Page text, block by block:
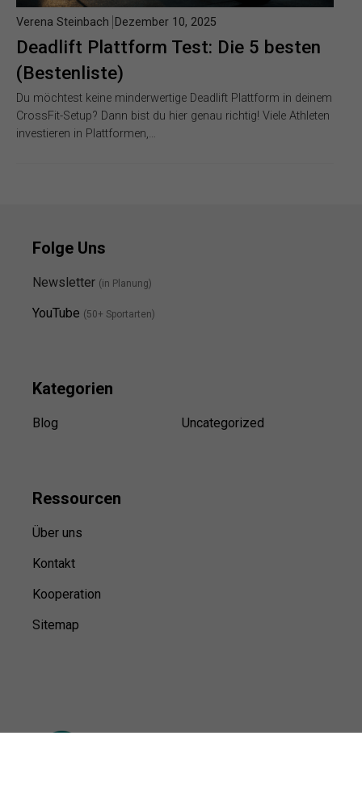
Deadlift Plattform Test: Die 5 besten
(Bestenliste)
Verena Steinbach Dezember 10, 2025
Du möchtest keine minderwertige Deadlift Plattform in deinem
CrossFit-Setup? Dann bist du hier genau richtig! Viele Athleten
investieren in Plattformen,…
Folge Uns
Newsletter (in Planung)
YouTube (50+ Sportarten)
Kategorien
Blog Uncategorized
Ressourcen
Über uns
Kontakt
Kooperation
Sitemap